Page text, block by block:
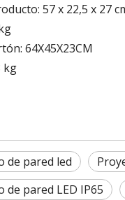
57 x 22,5 x 27
64X45X23CM
kg
de pared led
de pared LED IP65